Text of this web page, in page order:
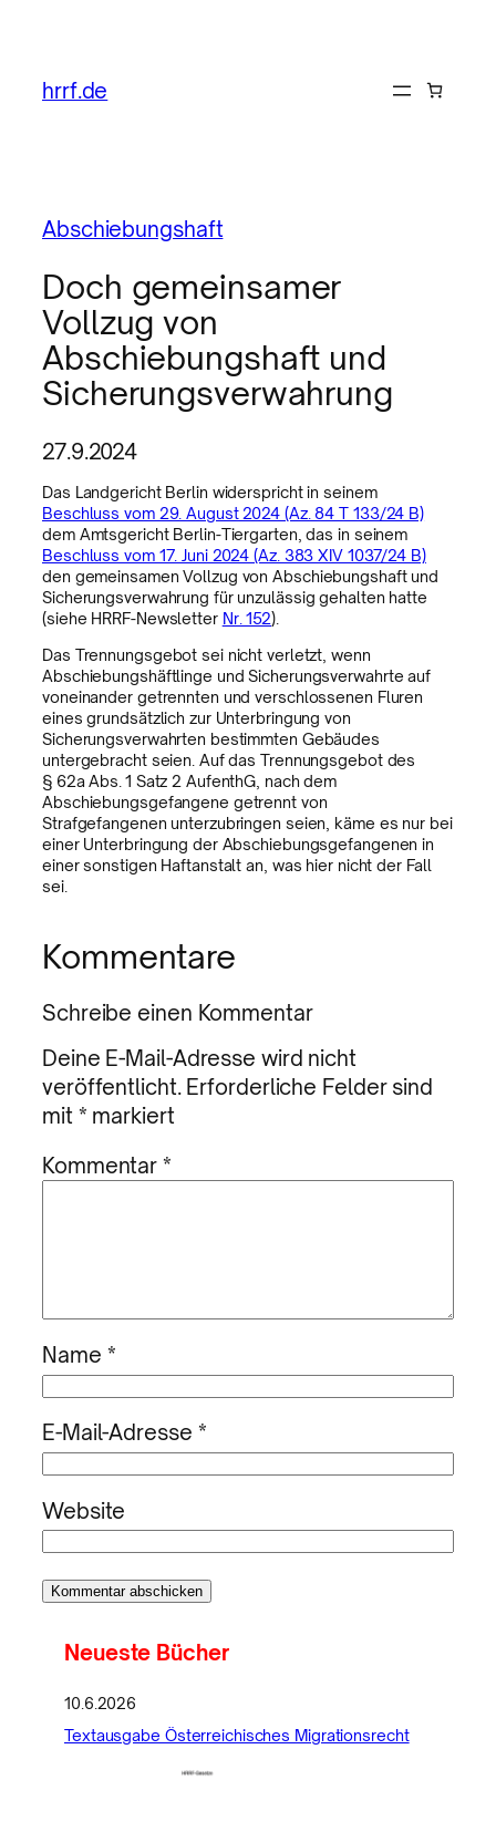
hrrf.de
Abschiebungshaft
Doch gemeinsamer
Vollzug von
Abschiebungshaft und
Sicherungsverwahrung
27.9.2024
Das Landgericht Berlin widerspricht in seinem
Beschluss vom 29. August 2024 (Az. 84 T 133/24 B)
dem Amtsgericht Berlin-Tiergarten, das in seinem
Beschluss vom 17. Juni 2024 (Az. 383 XIV 1037/24 B)
den gemeinsamen Vollzug von Abschiebungshaft und
Sicherungsverwahrung für unzulässig gehalten hatte
(siehe HRRF-Newsletter Nr. 152).
Das Trennungsgebot sei nicht verletzt, wenn
Abschiebungshäftlinge und Sicherungsverwahrte auf
voneinander getrennten und verschlossenen Fluren
eines grundsätzlich zur Unterbringung von
Sicherungsverwahrten bestimmten Gebäudes
untergebracht seien. Auf das Trennungsgebot des
§ 62a Abs. 1 Satz 2 AufenthG, nach dem
Abschiebungsgefangene getrennt von
Strafgefangenen unterzubringen seien, käme es nur bei
einer Unterbringung der Abschiebungsgefangenen in
einer sonstigen Haftanstalt an, was hier nicht der Fall
sei.
Kommentare
Schreibe einen Kommentar
Deine E-Mail-Adresse wird nicht
veröffentlicht. Erforderliche Felder sind
mit * markiert
Kommentar*
Name *
E-Mail-Adresse *
Website
Neueste Bücher
10.6.2026
Textausgabe Österreichisches Migrationsrecht